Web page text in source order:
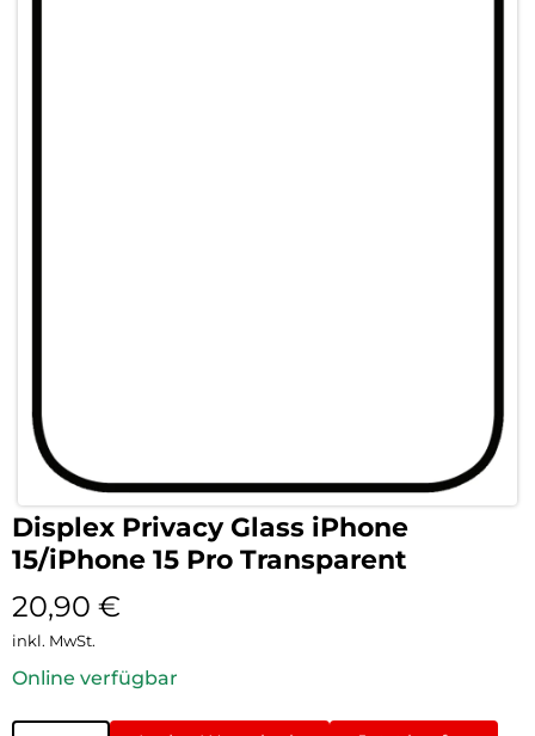
Displex Privacy Glass iPhone
15/iPhone 15 Pro Transparent
20,90 €
inkl. MwSt.
Online verfügbar